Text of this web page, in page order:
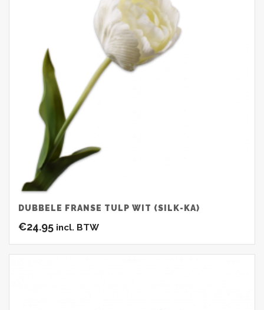
DUBBELE FRANSE TULP WIT (SILK-KA)
€24.95 incl. BTW